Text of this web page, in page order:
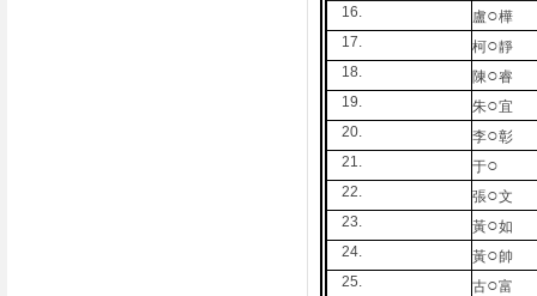
16.
盧○樺
17.
柯○靜
18.
陳○睿
19.
朱○宜
20.
李○彰
21.
于○
22. 張○文
23.
黃○如
24.
黃○帥
25.
古○富